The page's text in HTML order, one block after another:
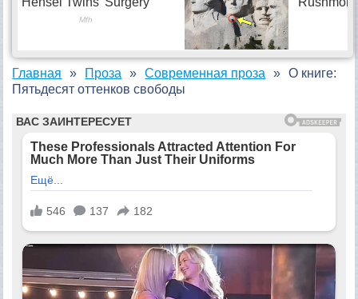
Главная Проза Современная проза
О книге:
Пятьдесят оттенков свободы